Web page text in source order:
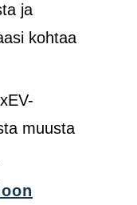
ja
kohtaa
muusta